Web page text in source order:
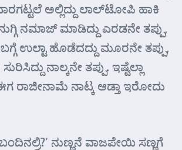
ಅಲ್ಲಿದ್ದು ಲಾಲ್‌ಟೋಪಿ ಹಾಕಿ
ನಮಾಜ್ ಮಾಡಿದ್ದು ಎರಡನೇ ತಪ್ಪು,
ಉಲ್ಟಾ ಹೊಡೆದದ್ದು ಮೂರನೇ ತಪ್ಪು,
ನಾಲ್ಕನೇ ತಪ್ಪು. ಇಷ್ಟೆಲ್ಲಾ
ರಾಜೀನಾಮೆ ನಾಟ್ಕ ಆಡ್ತಾ ಇರೋದು
ನುಣ್ಣನೆ ವಾಜಪೇಯಿ ಸಣ್ಣಗೆ